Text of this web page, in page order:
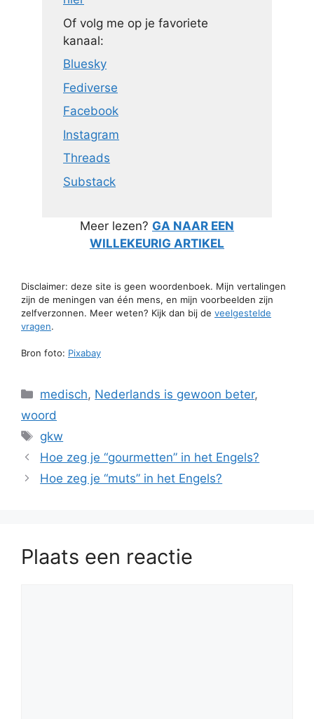
Of volg me op je favoriete
kanaal:
Bluesky
Fediverse
Facebook
Instagram
Threads
Substack
Meer lezen? GA NAAR EEN
WILLEKEURIG ARTIKEL
Disclaimer: deze site is geen woordenboek. Mijn vertalingen
zijn de meningen van één mens, en mijn voorbeelden zijn
zelfverzonnen. Meer weten? Kijk dan bij de veelgestelde
vragen.
Bron foto: Pixabay
Categorieën
medisch, Nederlands is gewoon beter,
woord
Tags
gkw
Hoe zeg je “gourmetten” in het Engels?
Hoe zeg je “muts” in het Engels?
Plaats een reactie